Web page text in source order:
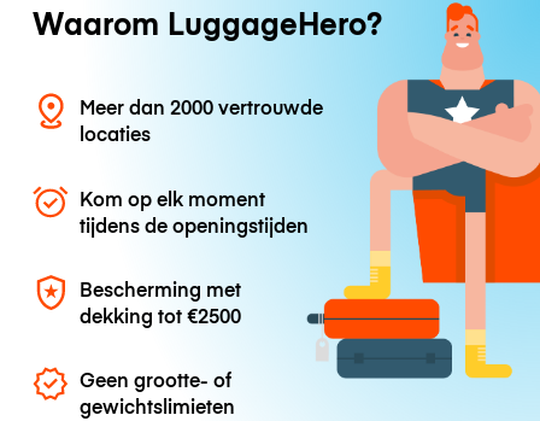
Waarom LuggageHero?
Meer dan 2000 vertrouwde
locaties
Kom op elk moment
tijdens de openingstijden
Bescherming met
dekking tot€2500
Geen grootte- of
gewichtslimieten